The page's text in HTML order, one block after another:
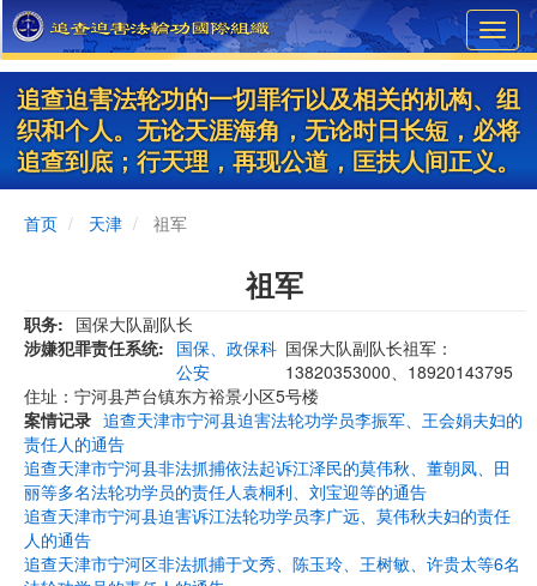
Skip
to
main
content
追查迫害法轮功的一切罪行以及相关的机构、组
织和个人。无论天涯海角，无论时日长短，必将
追查到底；行天理，再现公道，匡扶人间正义。
首页 天津 祖军
祖军
职务
国保大队副队长
涉嫌犯罪责任系统
国保、政保科
公安
国保大队副队长祖军：
13820353000、18920143795
住址：宁河县芦台镇东方裕景小区5号楼
案情记录 追查天津市宁河县迫害法轮功学员李振军、王会娟夫妇的
责任人的通告
追查天津市宁河县非法抓捕依法起诉江泽民的莫伟秋、董朝凤、田
丽等多名法轮功学员的责任人袁桐利、刘宝迎等的通告
追查天津市宁河县迫害诉江法轮功学员李广远、莫伟秋夫妇的责任
人的通告
追查天津市宁河区非法抓捕于文秀、陈玉玲、王树敏、许贵太等6名